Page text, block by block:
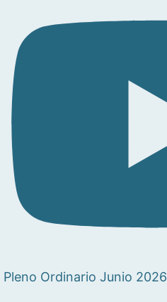
Pleno Ordinario Junio 2026